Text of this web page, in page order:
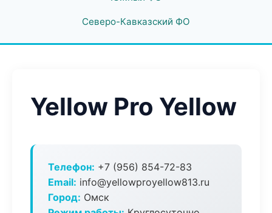
Северо-Кавказский ФО
Yellow Pro Yellow
Телефон: +7 (956) 854-72-83
Email: info@yellowproyellow813.ru
Город: Омск